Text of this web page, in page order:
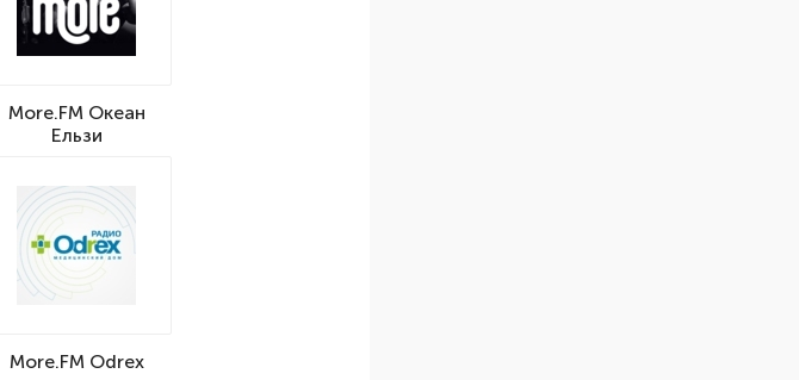
More.FM Океан
Ельзи
More.FM Odrex